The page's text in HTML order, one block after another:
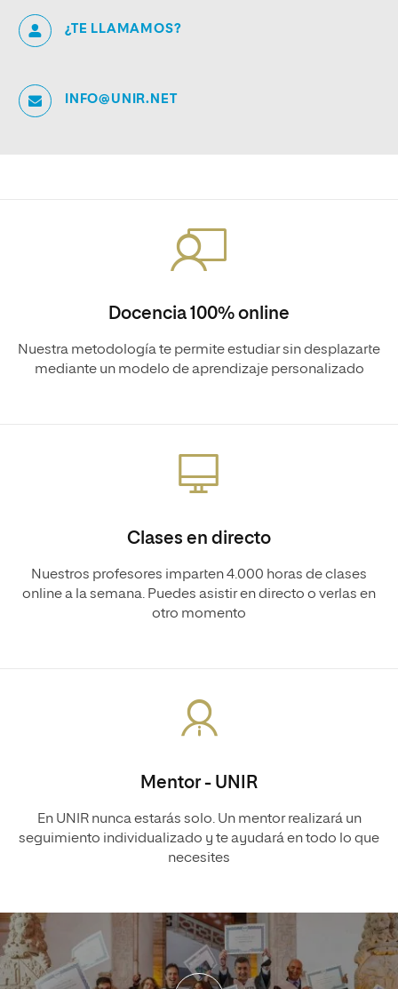
¿TE LLAMAMOS?
INFO@UNIR.NET
Docencia 100% online
Nuestra metodología te permite estudiar sin desplazarte
mediante un modelo de aprendizaje personalizado
Clases en directo
Nuestros profesores imparten 4.000 horas de clases
online a la semana. Puedes asistir en directo o verlas en
otro momento
Mentor - UNIR
En UNIR nunca estarás solo. Un mentor realizará un
seguimiento individualizado y te ayudará en todo lo que
necesites